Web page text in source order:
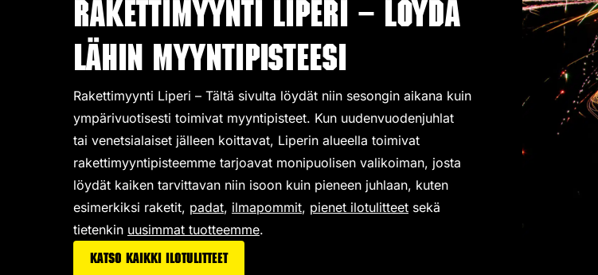
Rakettimyynti Liperi – Löydä
lähin myyntipisteesi
Rakettimyynti Liperi – Tältä sivulta löydät niin sesongin aikana kuin
ympärivuotisesti toimivat myyntipisteet. Kun uudenvuodenjuhlat
tai venetsialaiset jälleen koittavat, Liperin alueella toimivat
rakettimyyntipisteemme tarjoavat monipuolisen valikoiman, josta
löydät kaiken tarvittavan niin isoon kuin pieneen juhlaan, kuten
esimerkiksi raketit, padat, ilmapommit, pienet ilotulitteet sekä
tietenkin uusimmat tuotteemme.
Katso kaikki ilotulitteet